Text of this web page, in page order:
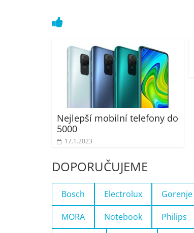
kávovary,
bazény
Nejlepší mobilní telefony do
5000
17.1.2023
DOPORUČUJEME
Bosch Electrolux Gorenje
MORA Notebook Philips